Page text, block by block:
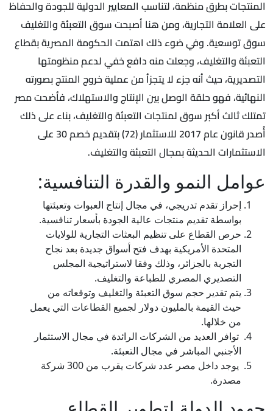
المنتجات بطرق منظمة، لتناسب المعايير الدولية للجودة والحفاظ
على العلامة التجارية، ومن هنا أصبحت سوق التعبئة والتغليف
سوق توسعية. وفي ضوء ذلك اهتمت الحكومة المصرية بقطاع
التعبئة والتغليف، وجعلت منه دافع خفي لدعم منظومتها
التصديرية، حيث أنه جزء لا يتجزأ من عملية خروج المنتج بصورته
النهائية، فهو حلقة الوصل بين الإنتاج والاستهلاك، فأضحت مصر
تمتلك ثالث أكبر سوق لمنتجات التعبئة والتغليف، بناء على ذلك
أُصدر قانون عام 2017 للاستثمار (72) بتقديم خصم 30 على
الاستثمارات الحديثة بمجال التعبئة والتغليف.
عوامل النمو والقدرة التنافسية:
إحراز تقدم تدريجي، في مجال إنتاج العبوات وتعبئتها
بواسطة تقديم منتجات عالية الجودة بأسعار تنافسية.
حرص القطاع على تنظيم البعثات التجارية للولايات
المتحدة الأمريكية بهدف فتح أسواق جديدة بعد نجاح
التجربة بالجزائر، وذلك وفقا لاستراتيجية المجلس
التصديري المصري للطباعة والتغليف.
يتم تقدير حجم سوق التعبئة والتغليف وتوقعاته من
حيث القيمة بالمليون دولار لجميع القطاعات التي يعمل
من خلالها.
توافر العديد من الشركات الرائدة في مجال الاستثمار
الأجنبي المباشر في مجال التعبئة.
يوجد داخل مصر عدد شركات يقرب من 300 شركة
مصدرة.